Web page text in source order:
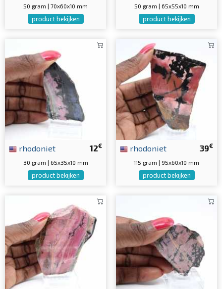
50 gram | 70x60x10 mm
product bekijken
50 gram | 65x55x10 mm
product bekijken
12€
rhodoniet
30 gram | 65x35x10 mm
product bekijken
39€
rhodoniet
115 gram | 95x60x10 mm
product bekijken